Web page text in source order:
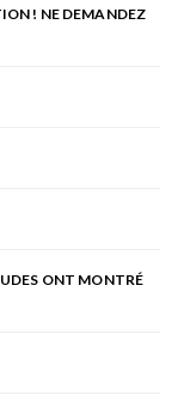
! NE DEMANDEZ
ONT MONTRÉ